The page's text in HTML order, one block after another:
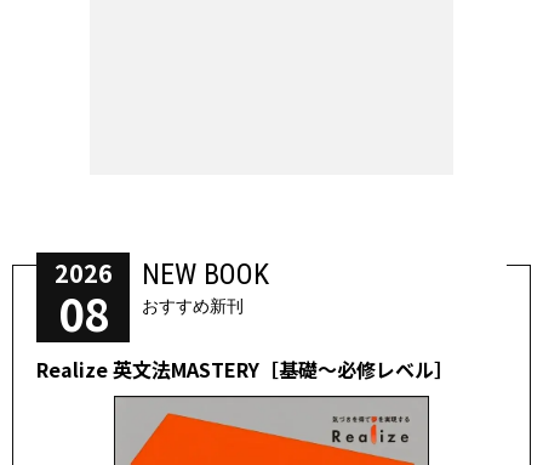
2026
08
NEW BOOK
おすすめ新刊
Realize 英文法MASTERY［基礎～必修レベル］